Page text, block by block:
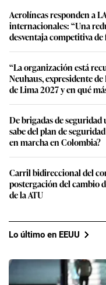
Aerolíneas responden a
internacionales: “Una
desventaja competitiva
“La organización está
Neuhaus, expresidente
de Lima 2027 y en qué
De brigadas de
sabe del plan de
en marcha en Colombia?
Carril bidireccional del
postergación del cambio
de la ATU
Lo último en EEUU